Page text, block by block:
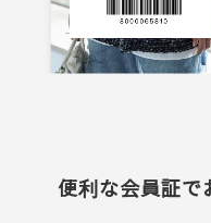
便利な会員証で